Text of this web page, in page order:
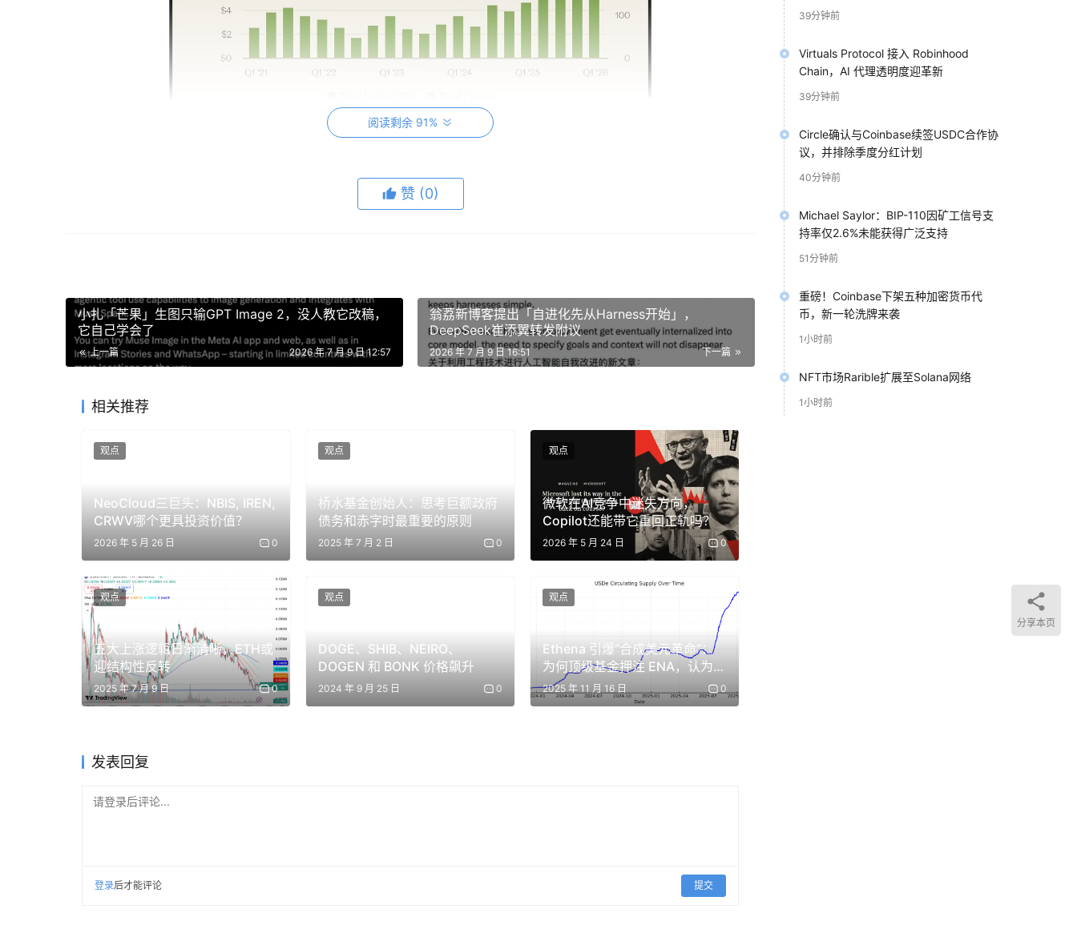
机器人领域的投资热潮在数量上比 2021 年至 2025 年期间高出约 2 倍，在价值上高出约 4.5 倍。
仅为 AI 领域资金涌入量的 1/14。归根结底，这个巨大的差距正是当前投资者所面临的非对称机会所在。
那么，究竟是什么在驱动 VC 的兴趣？
这个行业其实扮演着将 AI 进步与现实世界链接起来的“桥梁”角色。
在过去的十年里，AI 的进步几乎完全局限在屏幕之内。
阅读剩余 91%
赞 (0)
小扎「芒果」生图只输GPT Image 2，没人教它改稿，
它自己学会了
上一篇 2026 年 7 月 9 日 12:57
翁荔新博客提出「自进化先从Harness开始」，
DeepSeek崔添翼转发附议
下一篇
2026 年 7 月 9 日 16:51
相关推荐
NeoCloud三巨头：NBIS, IREN,
CRWV哪个更具投资价值？
2026 年 5 月 26 日 0
观点
桥水基金创始人：思考巨额政府
债务和赤字时最重要的原则
2025 年 7 月 2 日 0
观点
微软在AI竞争中迷失方向，
Copilot还能带它重回正轨吗？
2026 年 5 月 24 日 0
观点
五大上涨逻辑日渐清晰，ETH或
迎结构性反转
2025 年 7 月 9 日 0
观点
DOGE、SHIB、NEIRO、
DOGEN 和 BONK 价格飙升
2024 年 9 月 25 日 0
观点
Ethena 引爆“合成美元革命”：
为何顶级基金押注 ENA，认为它
将重塑 1 兆美元稳定币市场？
2025 年 11 月 16 日 0
观点
发表回复
请登录后评论...
登录后才能评论 提交
39分钟前
Virtuals Protocol 接入 Robinhood
Chain，AI 代理透明度迎革新
39分钟前
Circle确认与Coinbase续签USDC合作协
议，并排除季度分红计划
40分钟前
Michael Saylor：BIP-110因矿工信号支
持率仅2.6%未能获得广泛支持
51分钟前
重磅！Coinbase下架五种加密货币代
币，新一轮洗牌来袭
1小时前
NFT市场Rarible扩展至Solana网络
1小时前
分享本页